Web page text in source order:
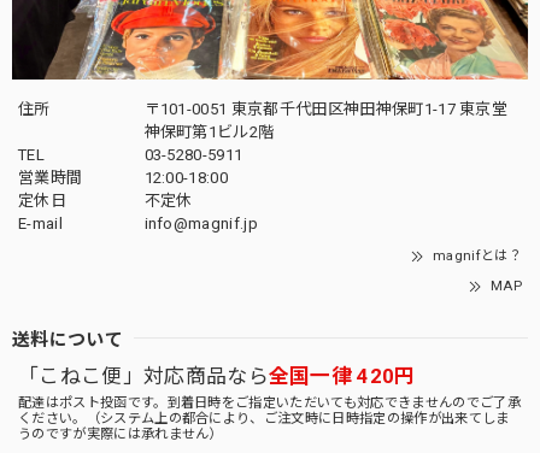
住所
〒101-0051 東京都千代田区神田神保町1-17 東京堂
神保町第1ビル2階
TEL
03-5280-5911
営業時間
12:00-18:00
定休日
不定休
E-mail
info@magnif.jp
magnifとは？
MAP
送料について
「こねこ便」対応商品なら全国一律 420円
配達はポスト投函です。到着日時をご指定いただいても対応できませんのでご了承
ください。（システム上の都合により、ご注文時に日時指定の操作が出来てしま
うのですが実際には承れません）